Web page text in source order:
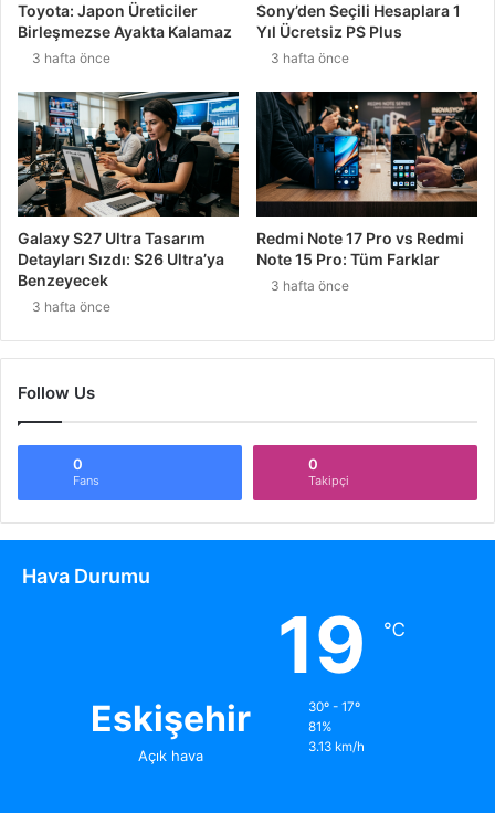
Toyota: Japon Üreticiler
Birleşmezse Ayakta Kalamaz
3 hafta önce
Sony’den Seçili Hesaplara 1
Yıl Ücretsiz PS Plus
3 hafta önce
Galaxy S27 Ultra Tasarım
Detayları Sızdı: S26 Ultra’ya
Benzeyecek
3 hafta önce
Redmi Note 17 Pro vs Redmi
Note 15 Pro: Tüm Farklar
3 hafta önce
Follow Us
0
Fans
0
Takipçi
Hava Durumu
Eskişehir
Açık hava
19 ℃
30º - 17º
81%
3.13 km/h